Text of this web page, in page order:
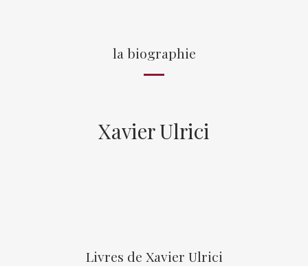
la biographie
Xavier Ulrici
Livres de Xavier Ulrici